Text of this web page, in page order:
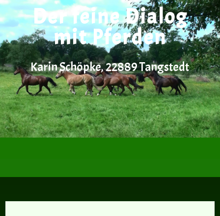
Der feine Dialog
mit Pferden
Karin Schöpke, 22889 Tangstedt